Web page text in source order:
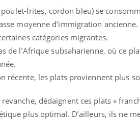
poulet-frites, cordon bleu) se
moyenne d’immigration
catégories migrantes.
de l’Afrique subsaharienne, où ce
récente, les plats proviennent plus
dédaignent ces plats «
plus optimal. D’ailleurs, ils ne